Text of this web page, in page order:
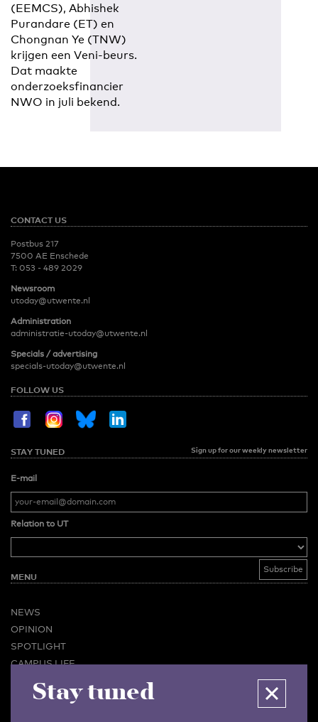
(EEMCS), Abhishek
Purandare (ET) en
Chongnan Ye (TNW)
krijgen een Veni-beurs.
Dat maakte
onderzoeksfinancier
NWO in juli bekend.
CONTACT US
Postbus 217
7500 AE Enschede
T: 053 - 489 2029
Newsroom
utoday@utwente.nl
Administration
administratie-utoday@utwente.nl
Specials / advertising
specials-utoday@utwente.nl
FOLLOW US
STAY TUNED Sign up for our weekly newsletter
E-mail
Relation to UT
MENU
NEWS
OPINION
SPOTLIGHT
CAMPUS LIFE
VIDEOStay tuned